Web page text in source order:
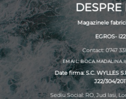
DESPRE
Magazinele
EGROS- i22
Contact: 0747
EMAIL:
Date firma: S.C. WYLLES
J22/304/
Sediu Social: RO, Jud Iasi,